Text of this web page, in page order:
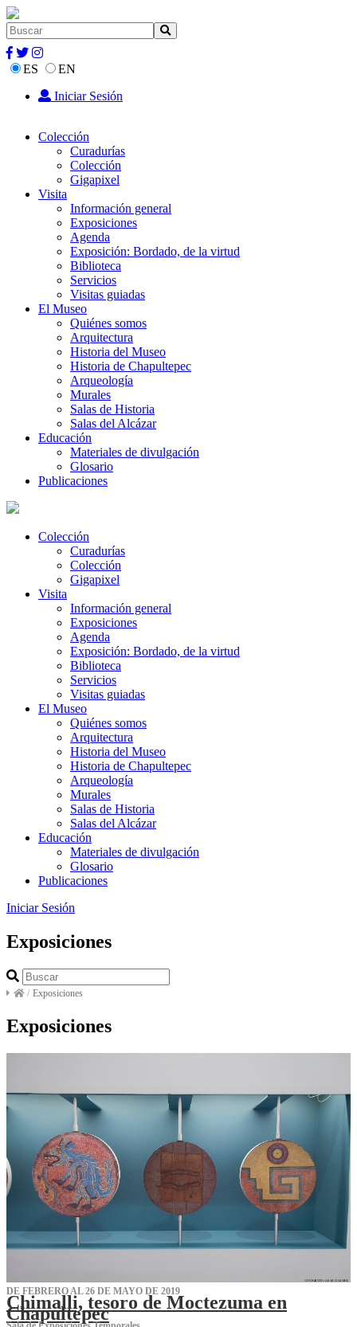
ES
EN
Iniciar Sesión
Colección
Curadurías
Colección
Gigapixel
Visita
Información general
Exposiciones
Agenda
Exposición: Bordado, de la virtud
Biblioteca
Servicios
Visitas guiadas
El Museo
Quiénes somos
Arquitectura
Historia del Museo
Historia de Chapultepec
Arqueología
Murales
Salas de Historia
Salas del Alcázar
Educación
Materiales de divulgación
Glosario
Publicaciones
Colección
Curadurías
Colección
Gigapixel
Visita
Información general
Exposiciones
Agenda
Exposición: Bordado, de la virtud
Biblioteca
Servicios
Visitas guiadas
El Museo
Quiénes somos
Arquitectura
Historia del Museo
Historia de Chapultepec
Arqueología
Murales
Salas de Historia
Salas del Alcázar
Educación
Materiales de divulgación
Glosario
Publicaciones
Iniciar Sesión
Exposiciones
/ Exposiciones
Exposiciones
DE FEBRERO AL 26 DE MAYO DE 2019
Chimalli, tesoro de Moctezuma en
Chapultepec